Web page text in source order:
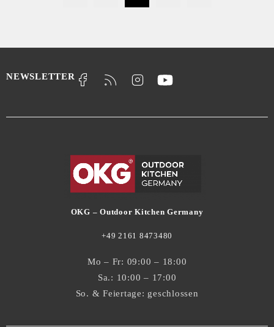
OKG – Outdoor Kitchen Germany
+49 2161 8473480
Mo – Fr: 09:00 – 18:00
Sa.: 10:00 – 17:00
So. & Feiertage: geschlossen
NEWSLETTER